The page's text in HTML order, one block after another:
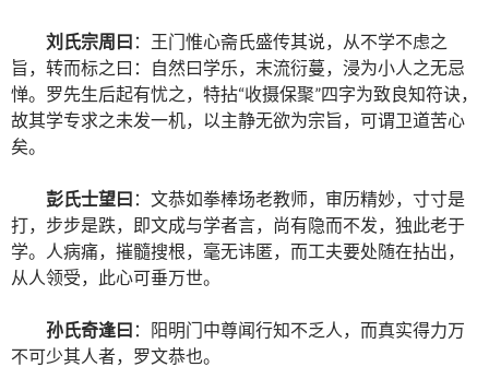
刘氏宗周曰 ：王门惟心斋氏盛传其说，从不学不虑之
旨，转而标之曰：自然曰学乐，末流衍蔓，浸为小人之无忌
惮。罗先生后起有忧之，特拈“收摄保聚”四字为致良知符诀，
故其学专求之未发一机，以主静无欲为宗旨，可谓卫道苦心
矣。
彭氏士望曰 ：文恭如拳棒场老教师，审历精妙，寸寸是
打，步步是跌，即文成与学者言，尚有隐而不发，独此老于
学。人病痛，摧髓搜根，毫无讳匿，而工夫要处随在拈出，
从人领受，此心可垂万世。
孙氏奇逢曰 ：阳明门中尊闻行知不乏人，而真实得力万
不可少其人者，罗文恭也。